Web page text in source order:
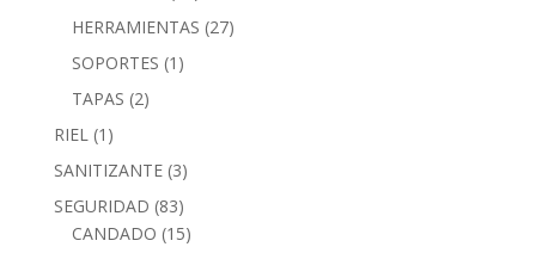
HERRAMIENTAS (27)
SOPORTES (1)
TAPAS (2)
RIEL (1)
SANITIZANTE (3)
SEGURIDAD (83)
CANDADO (15)